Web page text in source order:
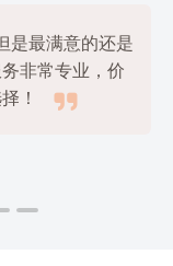
是最满意的还是
非常专业，价
！
